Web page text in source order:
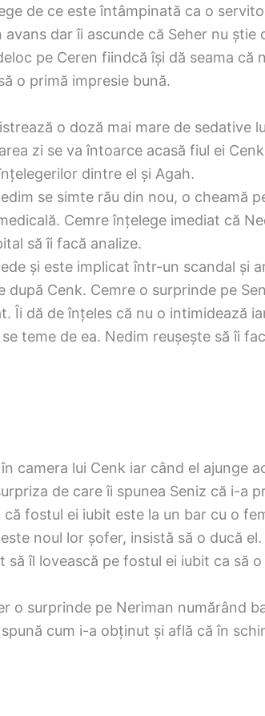
de ce este întâmpinată ca o
dar îi ascunde că Seher nu știe
pe Ceren fiindcă își dă seama că
o primă impresie bună.
o doză mai mare de sedative
zi se va întoarce acasă fiul ei
dintre el și Agah.
se simte rău din nou, o cheamă
Cemre înțelege imediat că
să îi facă analize.
și este implicat într-un scandal și
după Cenk. Cemre o surprinde pe
Îi dă de înțeles că nu o intimidează
teme de ea. Nedim reușește să îi
camera lui Cenk iar când el ajunge
de care îi spunea Seniz că i-a
că fostul ei iubit este la un bar cu o
noul lor șofer, insistă să o ducă
să îl lovească pe fostul ei iubit ca să
o surprinde pe Neriman numărând
cum i-a obținut și află că în